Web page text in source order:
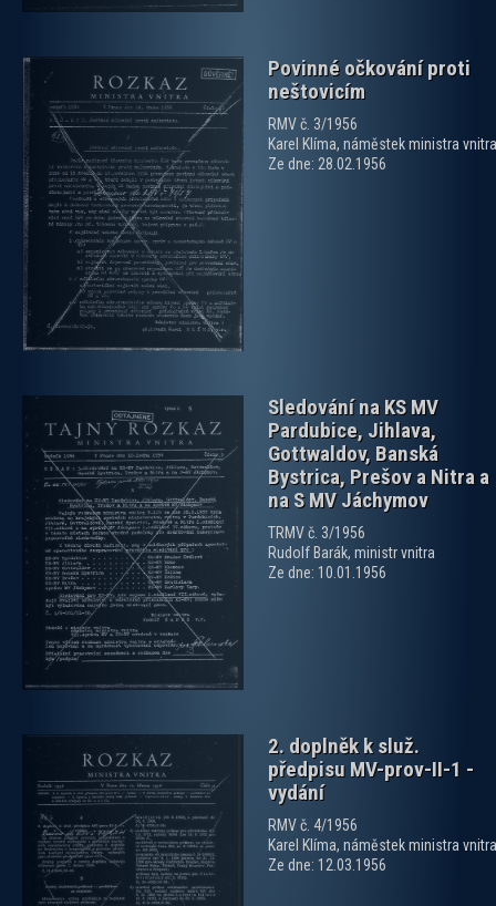
Povinné očkování proti
neštovicím
RMV č. 3/1956
Karel Klíma, náměstek ministra vnitra
Ze dne: 28.02.1956
Sledování na KS MV
Pardubice, Jihlava,
Gottwaldov, Banská
Bystrica, Prešov a Nitra a
na S MV Jáchymov
TRMV č. 3/1956
Rudolf Barák, ministr vnitra
Ze dne: 10.01.1956
zobrazit PDF dokument
2. doplněk k služ.
předpisu MV-prov-II-1 -
vydání
RMV č. 4/1956
Karel Klíma, náměstek ministra vnitra
Ze dne: 12.03.1956
zobrazit PDF dokument
zobrazit PDF dokument